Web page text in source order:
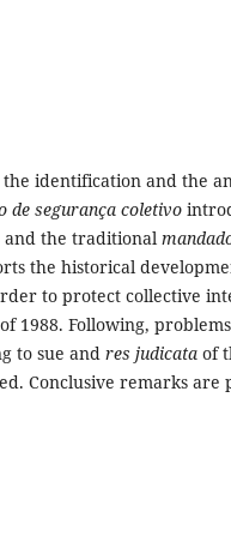
identification and the
de segurança coletivo
and the traditional
the historical
to protect collective
1988. Following,
to sue and res judicata of
Conclusive remarks are